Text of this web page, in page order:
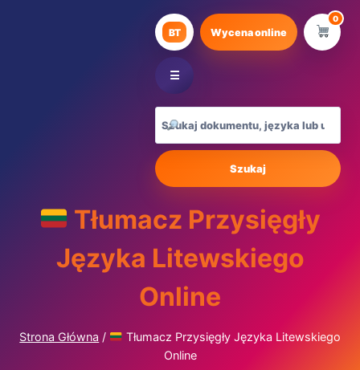
BT Wycena online
0
☰
Szukaj
Tłumacz Przysięgły
Języka Litewskiego
Online
Strona Główna /
Tłumacz Przysięgły Języka Litewskiego
Online